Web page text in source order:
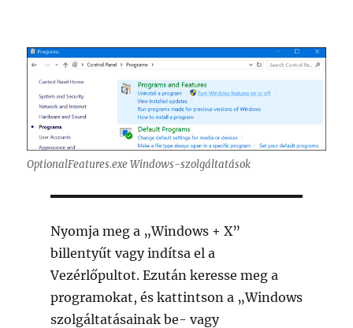
OptionalFeatures.exe Windows-szolgáltatások
Nyomja meg a „Windows + X”
billentyűt vagy indítsa el a
Vezérlőpultot. Ezután keresse meg a
programokat, és kattintson a „Windows
szolgáltatásainak be- vagy